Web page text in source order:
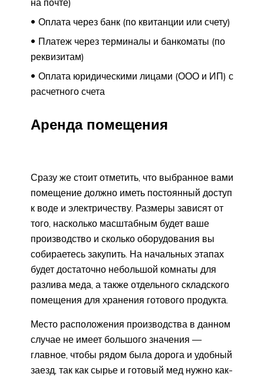
Оплата через банк (по квитанции или счету)
Платеж через терминалы и банкоматы (по
реквизитам)
Оплата юридическими лицами (ООО и ИП) с
расчетного счета
Аренда помещения
Сразу же стоит отметить, что выбранное вами
помещение должно иметь постоянный доступ
к воде и электричеству. Размеры зависят от
того, насколько масштабным будет ваше
производство и сколько оборудования вы
собираетесь закупить. На начальных этапах
будет достаточно небольшой комнаты для
разлива меда, а также отдельного складского
помещения для хранения готового продукта.
Место расположения производства в данном
случае не имеет большого значения —
главное, чтобы рядом была дорога и удобный
заезд, так как сырье и готовый мед нужно как-